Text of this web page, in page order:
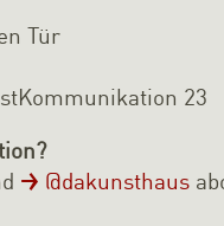
Tür
23
@dakunsthaus